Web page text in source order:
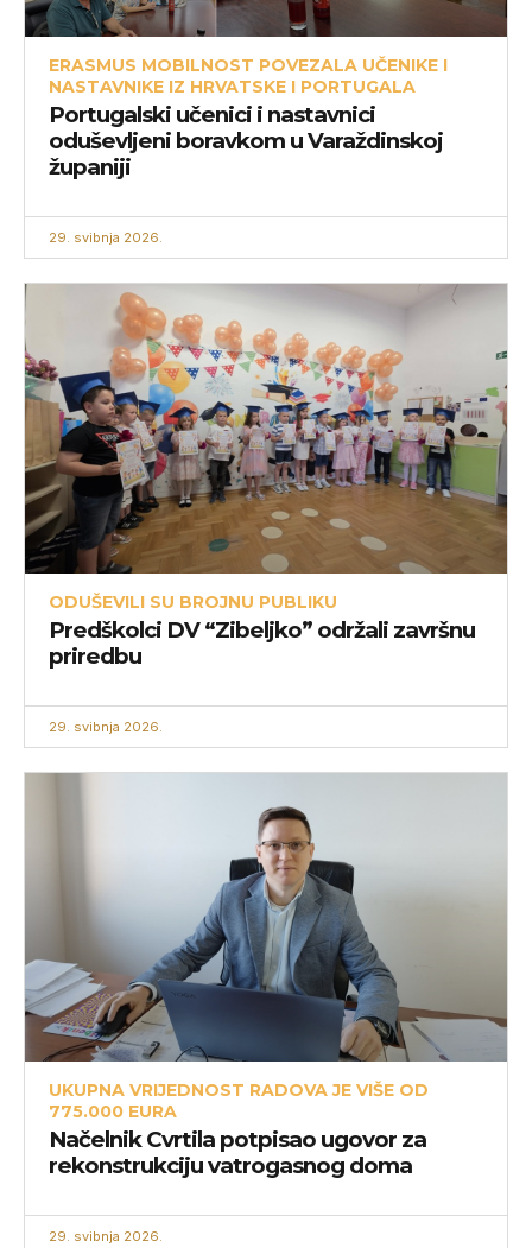
ERASMUS MOBILNOST POVEZALA UČENIKE I
NASTAVNIKE IZ HRVATSKE I PORTUGALA
Portugalski učenici i nastavnici
oduševljeni boravkom u Varaždinskoj
županiji
29. svibnja 2026.
ODUŠEVILI SU BROJNU PUBLIKU
Predškolci DV “Zibeljko” održali završnu
priredbu
29. svibnja 2026.
UKUPNA VRIJEDNOST RADOVA JE VIŠE OD
775.000 EURA
Načelnik Cvrtila potpisao ugovor za
rekonstrukciju vatrogasnog doma
29. svibnja 2026.